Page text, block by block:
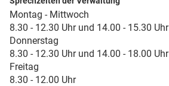
Montag - Mittwoch
8.30 - 12.30 Uhr und 14.00 - 15.30 Uhr
Donnerstag
8.30 - 12.30 Uhr und 14.00 - 18.00 Uhr
Freitag
8.30 - 12.00 Uhr